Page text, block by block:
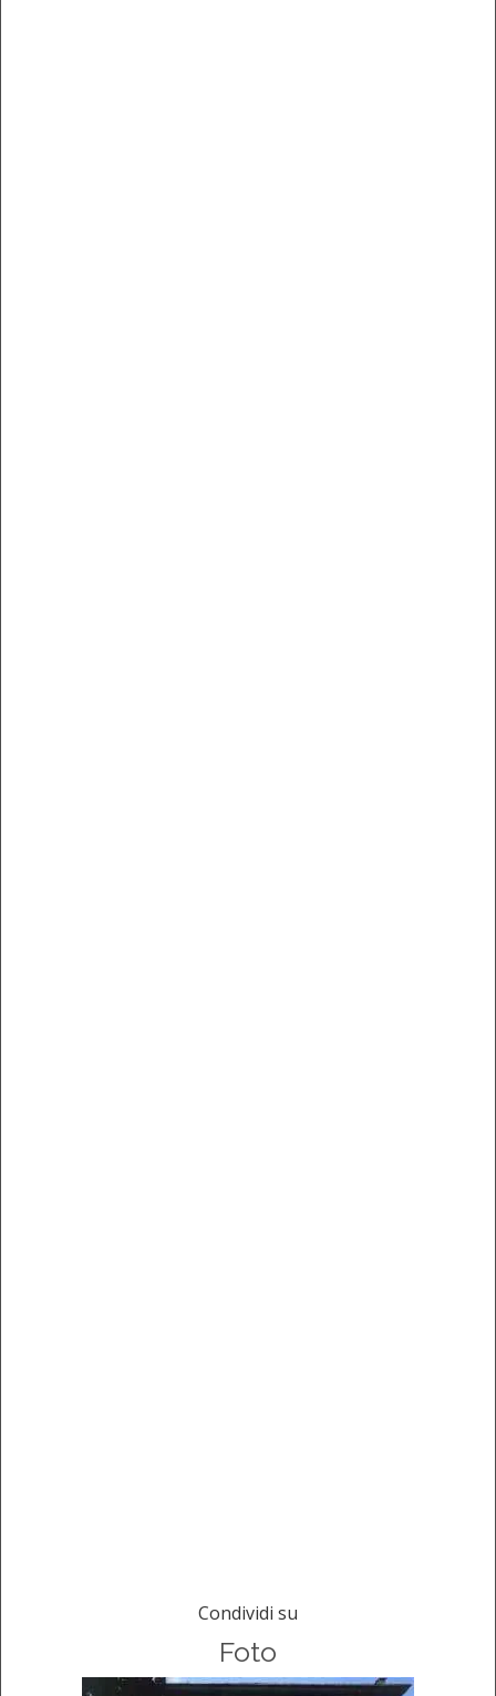
Condividi su
Foto